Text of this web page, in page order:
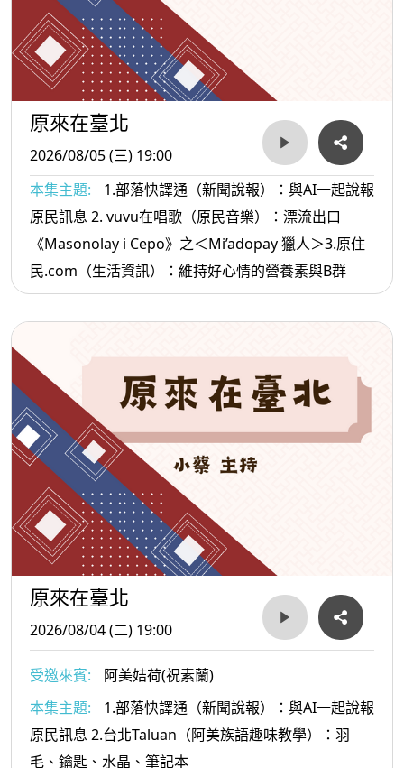
原來在臺北
2026/08/05 (三) 19:00
本集主題:
1.部落快譯通（新聞說報）：與AI一起說報
原民訊息 2. vuvu在唱歌（原民音樂）：漂流出口
《Masonolay i Cepo》之＜Mi’adopay 獵人＞3.原住
民.com（生活資訊）：維持好心情的營養素與B群
原來在臺北
2026/08/04 (二) 19:00
受邀來賓:
阿美姞荷(祝素蘭)
本集主題:
1.部落快譯通（新聞說報）：與AI一起說報
原民訊息 2.台北Taluan（阿美族語趣味教學）：羽
毛、鑰匙、水晶、筆記本